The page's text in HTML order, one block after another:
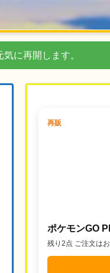
に再開します。
再販
ポケモンGO
残り2点 ご注文は